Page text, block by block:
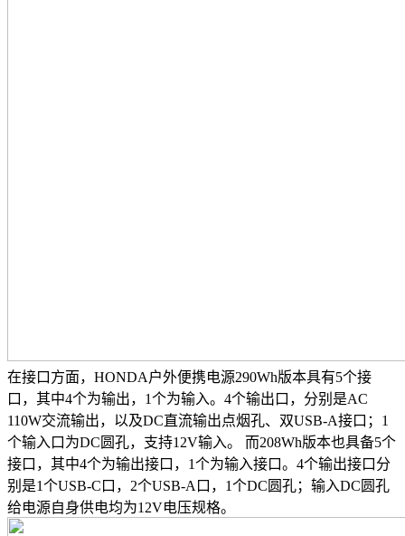
在接口方面，HONDA户外便携电源290Wh版本具有5个接
口，其中4个为输出，1个为输入。4个输出口，分别是AC
110W交流输出，以及DC直流输出点烟孔、双USB-A接口；1
个输入口为DC圆孔，支持12V输入。 而208Wh版本也具备5个
接口，其中4个为输出接口，1个为输入接口。4个输出接口分
别是1个USB-C口，2个USB-A口，1个DC圆孔；输入DC圆孔
给电源自身供电均为12V电压规格。